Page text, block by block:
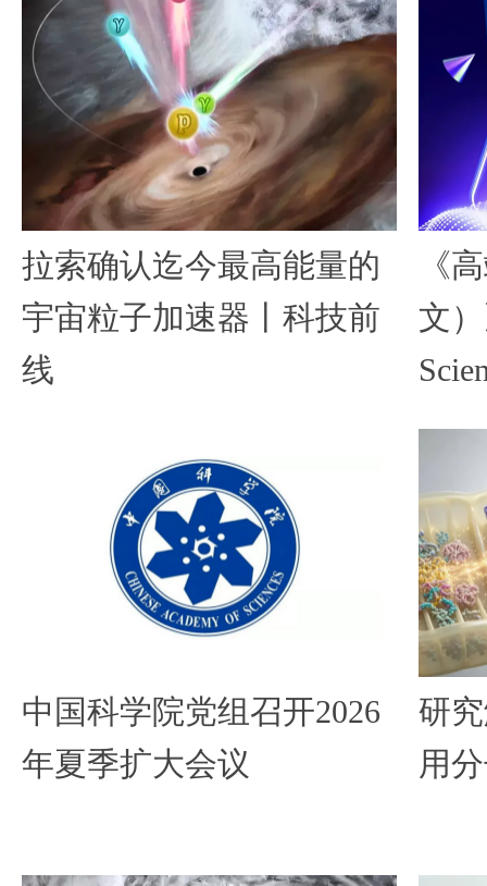
拉索确认迄今最高能量的
宇宙粒子加速器丨科技前
线
《
文
中国科学院党组召开2026
年夏季扩大会议
研
用